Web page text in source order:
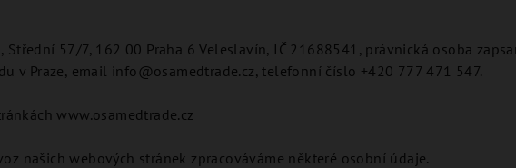
Střední 57/7, 162 00 Praha 6 Veleslavín, IČ 21688541, právnická osoba
v Praze, email info@osamedtrade.cz, telefonní číslo +420 777 471 547.
www.osamedtrade.cz
našich webových stránek zpracováváme některé osobní údaje.